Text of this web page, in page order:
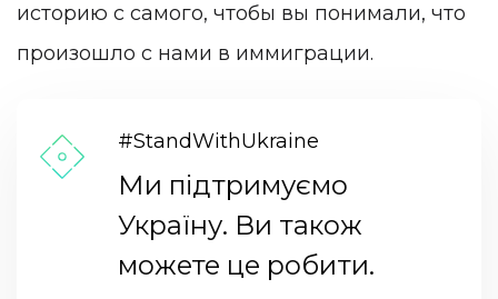
историю с самого, чтобы вы понимали, что
произошло с нами в иммиграции.
#StandWithUkraine
Ми підтримуємо
Україну. Ви також
можете це робити.